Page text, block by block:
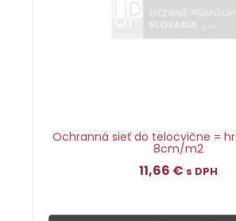
Ochranná sieť do telocvične =
8cm/m2
11,66 € s DPH